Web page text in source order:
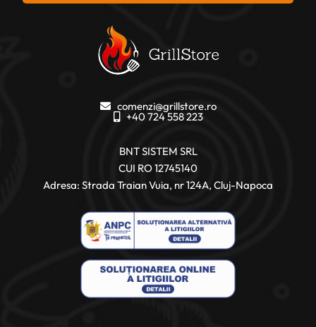
comenzi@grillstore.ro
+40 724 558 223
BNT SISTEM SRL
CUI RO 12745140
Adresa: Strada Traian Vuia, nr 124A, Cluj-Napoca